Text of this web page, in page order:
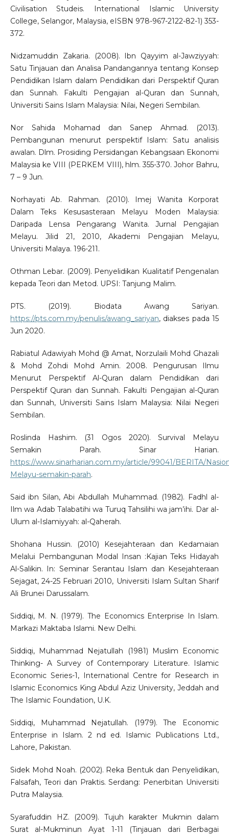
Civilisation Studeis. International Islamic University
College, Selangor, Malaysia, eISBN 978-967-2122-82-1) 353-
372.
Nidzamuddin Zakaria. (2008). Ibn Qayyim al-Jawziyyah:
Satu Tinjauan dan Analisa Pandangannya tentang Konsep
Pendidikan Islam dalam Pendidikan dari Perspektif Quran
dan Sunnah. Fakulti Pengajian al-Quran dan Sunnah,
Universiti Sains Islam Malaysia: Nilai, Negeri Sembilan.
Nor Sahida Mohamad dan Sanep Ahmad. (2013).
Pembangunan menurut perspektif Islam: Satu analisis
awalan. Dlm. Prosiding Persidangan Kebangsaan Ekonomi
Malaysia ke VIII (PERKEM VIII), hlm. 355-370. Johor Bahru,
7 – 9 Jun.
Norhayati Ab. Rahman. (2010). Imej Wanita Korporat
Dalam Teks Kesusasteraan Melayu Moden Malaysia:
Daripada Lensa Pengarang Wanita. Jurnal Pengajian
Melayu. Jilid 21, 2010, Akademi Pengajian Melayu,
Universiti Malaya. 196-211.
Othman Lebar. (2009). Penyelidikan Kualitatif Pengenalan
kepada Teori dan Metod. UPSI: Tanjung Malim.
PTS. (2019). Biodata Awang Sariyan.
https://pts.com.my/penulis/awang_sariyan, diakses pada 15
Jun 2020.
Rabiatul Adawiyah Mohd @ Amat, Norzulaili Mohd Ghazali
& Mohd Zohdi Mohd Amin. 2008. Pengurusan Ilmu
Menurut Perspektif Al-Quran dalam Pendidikan dari
Perspektif Quran dan Sunnah. Fakulti Pengajian al-Quran
dan Sunnah, Universiti Sains Islam Malaysia: Nilai Negeri
Sembilan.
Roslinda Hashim. (31 Ogos 2020). Survival Melayu
Semakin Parah. Sinar Harian.
https://www.sinarharian.com.my/article/99041/BERITA/
Melayu-semakin-parah.
Said ibn Silan, Abi Abdullah Muhammad. (1982). Fadhl al-
Ilm wa Adab Talabatihi wa Turuq Tahsilihi wa jam’ihi. Dar al-
Ulum al-Islamiyyah: al-Qaherah.
Shohana Hussin. (2010) Kesejahteraan dan Kedamaian
Melalui Pembangunan Modal Insan :Kajian Teks Hidayah
Al-Salikin. In: Seminar Serantau Islam dan Kesejahteraan
Sejagat, 24-25 Februari 2010, Universiti Islam Sultan Sharif
Ali Brunei Darussalam.
Siddiqi, M. N. (1979). The Economics Enterprise In Islam.
Markazi Maktaba Islami. New Delhi.
Siddiqi, Muhammad Nejatullah (1981) Muslim Economic
Thinking- A Survey of Contemporary Literature. Islamic
Economic Series-1, International Centre for Research in
Islamic Economics King Abdul Aziz University, Jeddah and
The Islamic Foundation, U.K.
Siddiqi, Muhammad Nejatullah. (1979). The Economic
Enterprise in Islam. 2 nd ed. Islamic Publications Ltd.,
Lahore, Pakistan.
Sidek Mohd Noah. (2002). Reka Bentuk dan Penyelidikan,
Falsafah, Teori dan Praktis. Serdang: Penerbitan Universiti
Putra Malaysia.
Syarafuddin HZ. (2009). Tujuh karakter Mukmin dalam
Surat al-Mukminun Ayat 1-11 (Tinjauan dari Berbagai